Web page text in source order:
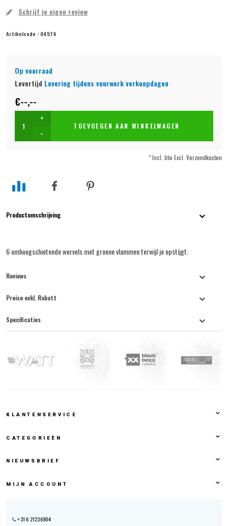
Schrijf je eigen review
Artikelcode : 04574
Op voorraad
Levertijd Levering tijdens vuurwerk verkoopdagen
€--,--
+
-
TOEVOEGEN AAN WINKELWAGEN
* Incl. btw Excl. Verzendkosten
Productomschrijving
6 omhoogschietende wervels met groene vlammen terwijl je opstijgt.
Reviews
Preise exkl. Rabatt
Specificaties
KLANTENSERVICE
CATEGORIEËN
NIEUWSBRIEF
MIJN ACCOUNT
+31 6 21236904